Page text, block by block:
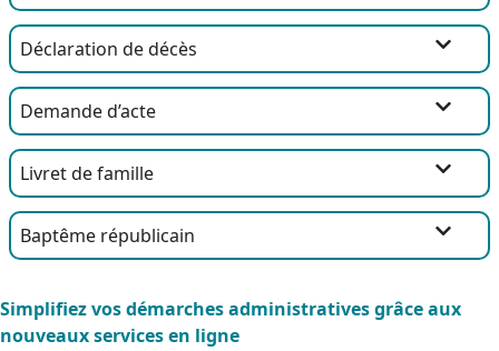
Déclaration de décès
Demande d’acte
Livret de famille
Baptême républicain
Simplifiez vos démarches administratives grâce aux
nouveaux services en ligne